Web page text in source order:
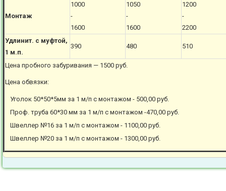
Монтаж
1000
-
1600
1050
-
1600
1200
-
2200
Удлинит. с муфтой,
1 м.п.
390 480 510
Цена пробного забуривания — 1500 руб.
Цена обвязки:
Уголок 50*50*5мм за 1 м/п с монтажом - 500,00 руб.
Проф. труба 60*30 мм за 1 м/п с монтажом -470,00 руб.
Швеллер №16 за 1 м/п с монтажом - 1100,00 руб.
Швеллер №20 за 1 м/п с монтажом - 1300,00 руб.